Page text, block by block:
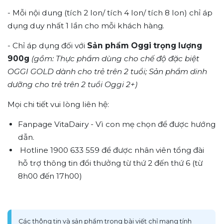
- Mỗi nội dung (tích 2 lon/ tích 4 lon/ tích 8 lon) chỉ áp
dụng duy nhất 1 lần cho mỗi khách hàng.
- Chỉ áp dụng đối với Sản phẩm Oggi trọng lượng
900g (gồm: Thực phẩm dùng cho chế độ đặc biệt
OGGI GOLD dành cho trẻ trên 2 tuổi; Sản phẩm dinh
dưỡng cho trẻ trên 2 tuổi Oggi 2+)
Mọi chi tiết vui lòng liên hệ:
Fanpage VitaDairy - Vì con mẹ chọn để được hướng
dẫn.
Hotline 1900 633 559 để được nhân viên tổng đài
hỗ trợ thông tin đổi thưởng từ thứ 2 đến thứ 6 (từ
8h00 đến 17h00)
Các thông tin và sản phẩm trong bài viết chỉ mang tính